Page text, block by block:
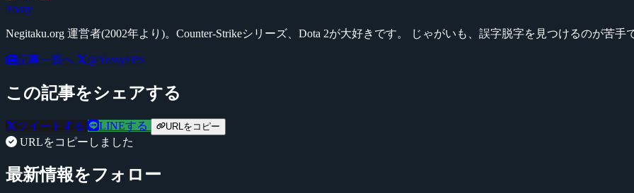
Yossy
Negitaku.org 運営者(2002年より)。Counter-Strikeシリーズ、Dota 2が大好きです。 じゃがいも、誤字脱字を見つけるのが苦
記事一覧へ @YossyFPS
この記事をシェアする
ツイートする LINEする URLをコピー
URLをコピーしました
最新情報をフォロー